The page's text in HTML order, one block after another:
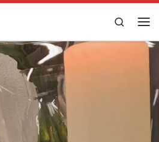
Search